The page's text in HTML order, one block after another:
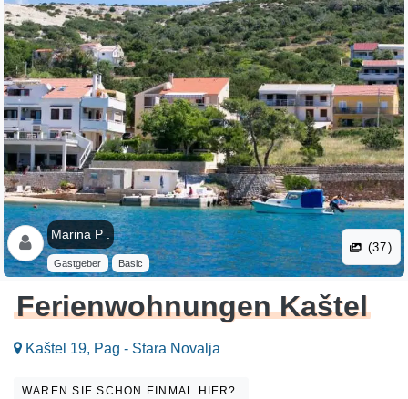
Marina P .
Gastgeber Basic
(37)
Ferienwohnungen Kaštel
Kaštel 19, Pag - Stara Novalja
WAREN SIE SCHON EINMAL HIER?